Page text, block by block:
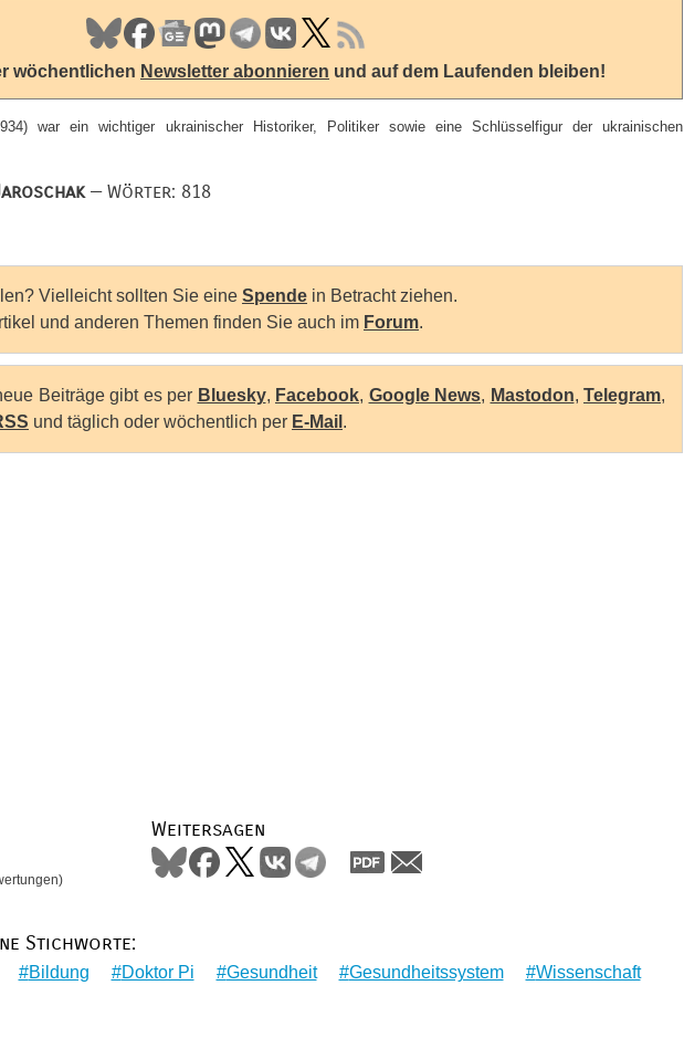
wöchentlichen Newsletter abonnieren und auf dem Laufenden bleiben!
war ein wichtiger ukrainischer Historiker, Politiker sowie eine Schlüsselfigur der ukrainischen
— Wörter: 818
Vielleicht sollten Sie eine Spende in Betracht ziehen.
und anderen Themen finden Sie auch im Forum.
Beiträge gibt es per Bluesky, Facebook, Google News, Mastodon, Telegram,
und täglich oder wöchentlich per E-Mail .
Weitersagen
Stichworte:
Bildung Doktor Pi Gesundheit Gesundheitssystem Wissenschaft